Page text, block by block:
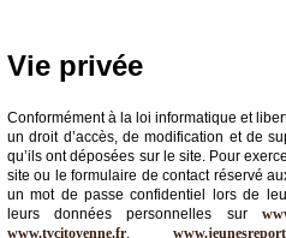
Vie privée
Conformément à la loi informatique et
un droit d’accès, de modification et de
qu’ils ont déposées sur le site. Pour
site ou le formulaire de contact réservé
un mot de passe confidentiel lors de
leurs données personnelles sur
www.tvcitoyenne.fr